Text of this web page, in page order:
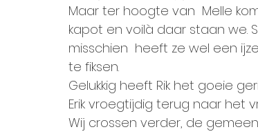
Maar ter hoogte van  Melle
kapot en voilà daar staan we.
misschien  heeft ze wel een
te fiksen.
Gelukkig heeft Rik het goeie
Erik vroegtijdig terug naar het
Wij crossen verder, de